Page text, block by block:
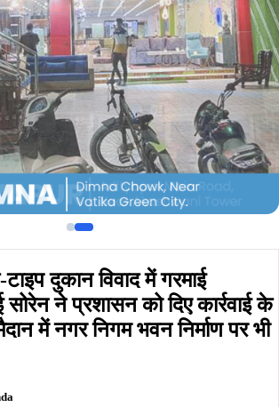
दुकान विवाद में गरमाई
सोरेन ने प्रशासन को दिए कार्रवाई के
में नगर निगम भवन निर्माण पर भी